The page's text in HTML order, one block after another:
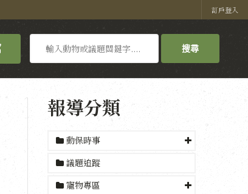
訂戶登入
尋
搜尋
報導分類
動保時事
議題追蹤
寵物專區